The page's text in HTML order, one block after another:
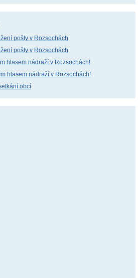
pošty v Rozsochách
pošty v Rozsochách
hlasem nádraží v Rozsochách!
hlasem nádraží v Rozsochách!
obcí